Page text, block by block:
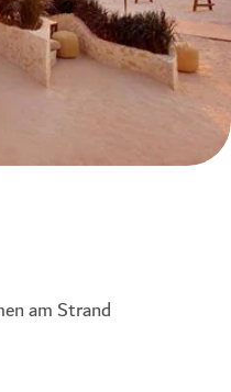
am Strand